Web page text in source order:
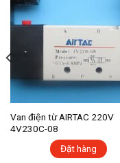
Van điện từ AIRTAC 220V
4V230C-08
Đặt hàng